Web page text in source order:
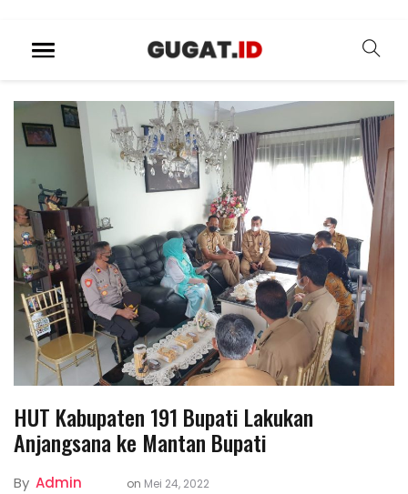
HUT Kabupaten 191 Bupati Lakukan
Anjangsana ke Mantan Bupati
By Admin on Mei 24, 2022